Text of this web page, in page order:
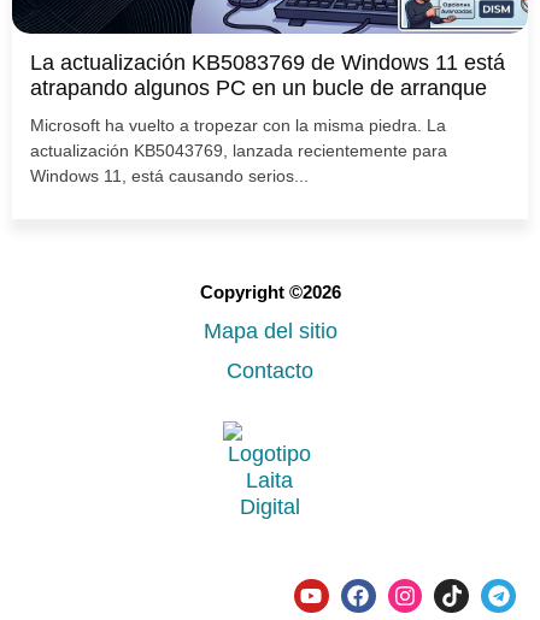
La actualización KB5083769 de Windows 11 está
atrapando algunos PC en un bucle de arranque
Microsoft ha vuelto a tropezar con la misma piedra. La
actualización KB5043769, lanzada recientemente para
Windows 11, está causando serios...
Copyright ©2026
Mapa del sitio
Contacto